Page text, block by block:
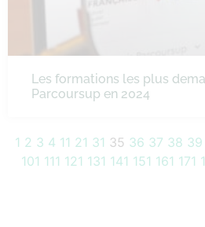
Les formations les plus
Parcoursup en 2024
1 2 3 4 11 21 31 35 36 37 38 39
101 111 121 131 141 151 161 171